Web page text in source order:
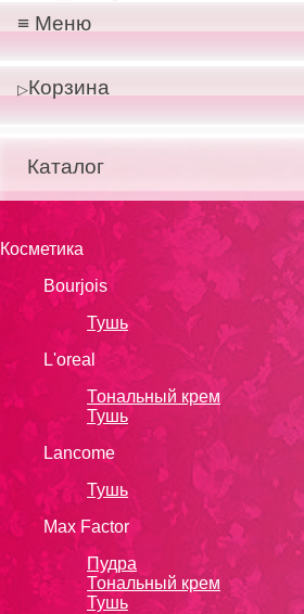
Меню
Корзина
Каталог
Косметика
Bourjois
Тушь
L'oreal
Тональный крем
Тушь
Lanсоmе
Тушь
Max Factor
Пудра
Тональный крем
Тушь